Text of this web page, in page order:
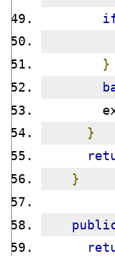
}
}
}